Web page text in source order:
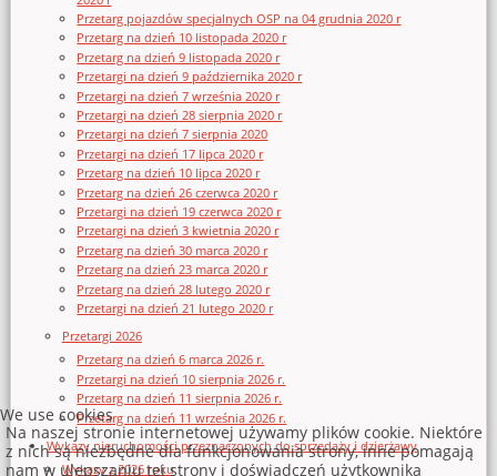
Przetarg pojazdów specjalnych OSP na 04 grudnia 2020 r
Przetarg na dzień 10 listopada 2020 r
Przetarg na dzień 9 listopada 2020 r
Przetargi na dzień 9 października 2020 r
Przetargi na dzień 7 września 2020 r
Przetargi na dzień 28 sierpnia 2020 r
Przetargi na dzień 7 sierpnia 2020
Przetargi na dzień 17 lipca 2020 r
Przetarg na dzień 10 lipca 2020 r
Przetarg na dzień 26 czerwca 2020 r
Przetargi na dzień 19 czerwca 2020 r
Przetargi na dzień 3 kwietnia 2020 r
Przetarg na dzień 30 marca 2020 r
Przetarg na dzień 23 marca 2020 r
Przetarg na dzień 28 lutego 2020 r
Przetargi na dzień 21 lutego 2020 r
Przetargi 2026
Przetarg na dzień 6 marca 2026 r.
Przetargi na dzień 10 sierpnia 2026 r.
Przetarg na dzień 11 sierpnia 2026 r.
Przetarg na dzień 11 września 2026 r.
Wykazy nieruchomości przeznaczonych do sprzedaży i dzierżawy
Wykazy z 2026 roku
We use cookies
Na naszej stronie internetowej używamy plików cookie. Niektóre
z nich są niezbędne dla funkcjonowania strony, inne pomagają
nam w ulepszaniu tej strony i doświadczeń użytkownika